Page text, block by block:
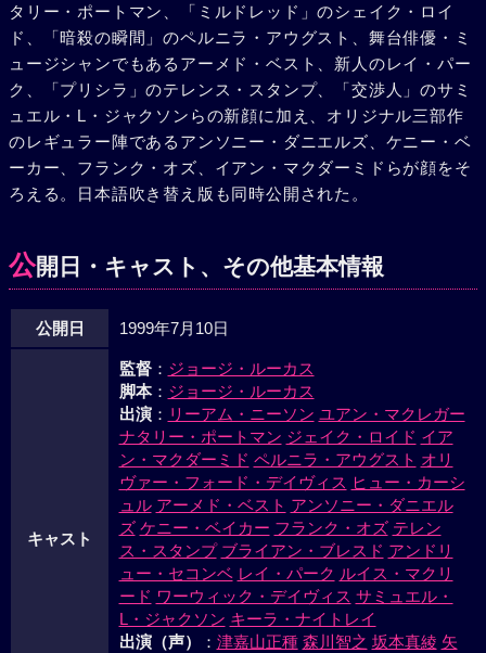
挙行された。かくして、オビ=ワンはアナキンの新たな師と
なり、ここに新たな歴史が幕を開けるのだった。
タリー・ポートマン、「ミルドレッド」のシェイク・ロイ
ド、「暗殺の瞬間」のペルニラ・アウグスト、舞台俳優・ミ
ュージシャンでもあるアーメド・ベスト、新人のレイ・パー
ク、「プリシラ」のテレンス・スタンプ、「交渉人」のサミ
ュエル・L・ジャクソンらの新顔に加え、オリジナル三部作
のレギュラー陣であるアンソニー・ダニエルズ、ケニー・ベ
ーカー、フランク・オズ、イアン・マクダーミドらが顔をそ
ろえる。日本語吹き替え版も同時公開された。
公開日・キャスト、その他基本情報
公開日 1999年7月10日
キャスト
監督： ジョージ・ルーカス
脚本： ジョージ・ルーカス
出演： リーアム・ニーソン ユアン・マクレガー
ナタリー・ポートマン ジェイク・ロイド イア
ン・マクダーミド ペルニラ・アウグスト オリ
ヴァー・フォード・デイヴィス ヒュー・カーシ
ュル アーメド・ベスト アンソニー・ダニエル
ズ ケニー・ベイカー フランク・オズ テレン
ス・スタンプ ブライアン・ブレスド アンドリ
ュー・セコンベ レイ・パーク ルイス・マクリ
ード ワーウィック・デイヴィス サミュエル・
L・ジャクソン キーラ・ナイトレイ
出演（声）
： 津嘉山正種 森川智之 坂本真綾 矢